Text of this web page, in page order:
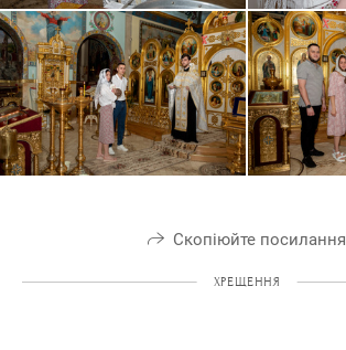
Скопіюйте посилання
ХРЕЩЕННЯ